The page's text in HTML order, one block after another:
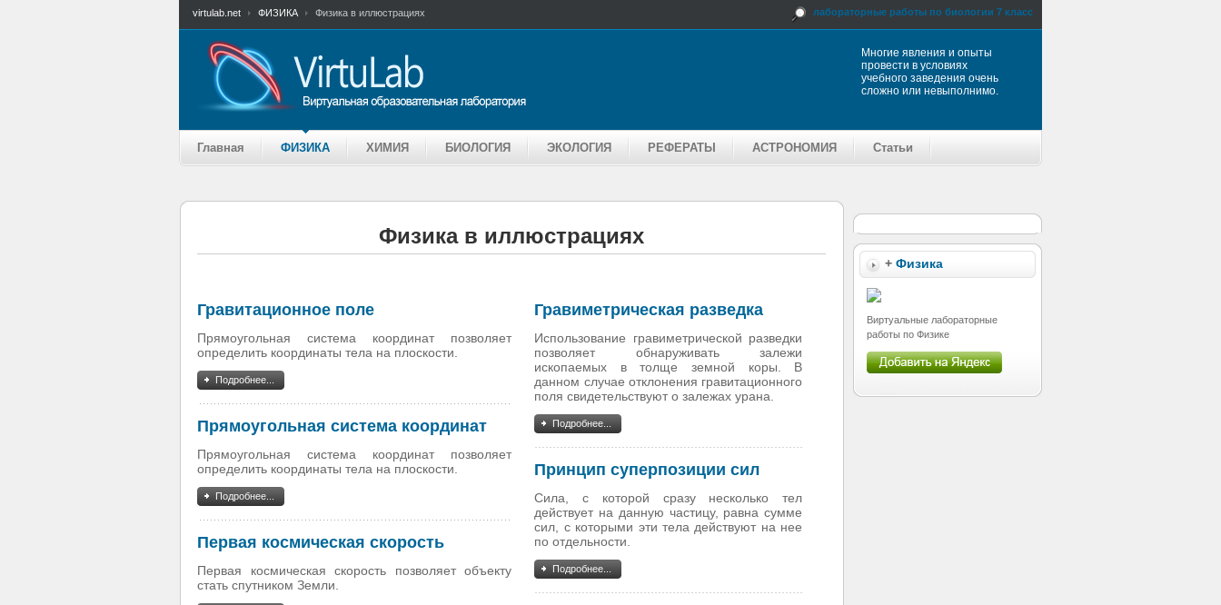
лабораторные работы по биологии 7 класс
virtulab.net ФИЗИКА Физика в иллюстрациях
Многие явления и опыты
провести в условиях
учебного заведения очень
сложно или невыполнимо.
Главная ФИЗИКА ХИМИЯ БИОЛОГИЯ ЭКОЛОГИЯ РЕФЕРАТЫ АСТРОНОМИЯ Статьи
Физика в иллюстрациях
Гравитационное поле
Прямоугольная система координат позволяет
определить координаты тела на плоскости.
Подробнее...
Прямоугольная система координат
Прямоугольная система координат позволяет
определить координаты тела на плоскости.
Подробнее...
Первая космическая скорость
Первая космическая скорость позволяет объекту
стать спутником Земли.
Гравиметрическая разведка
Использование гравиметрической разведки
позволяет обнаруживать залежи
ископаемых в толще земной коры. В
данном случае отклонения гравитационного
поля свидетельствуют о залежах урана.
Подробнее...
Принцип суперпозиции сил
Сила, с которой сразу несколько тел
действует на данную частицу, равна сумме
сил, с которыми эти тела действуют на нее
по отдельности.
Подробнее...
+ Физика
Виртуальные лабораторные
работы по Физике